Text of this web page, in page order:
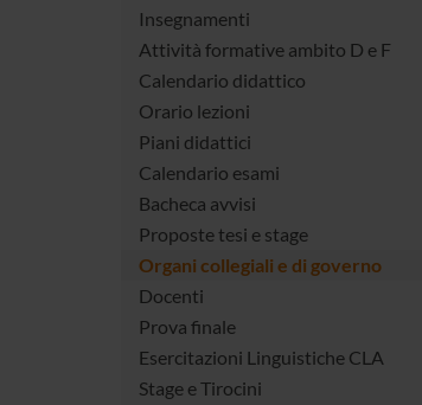
Insegnamenti
Attività formative ambito D e F
Calendario didattico
Orario lezioni
Piani didattici
Calendario esami
Bacheca avvisi
Proposte tesi e stage
Organi collegiali e di governo
Docenti
Prova finale
Esercitazioni Linguistiche CLA
Stage e Tirocini